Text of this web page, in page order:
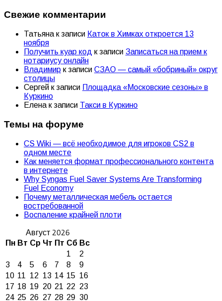
Свежие комментарии
Татьяна к записи Каток в Химках откроется 13
ноября
Получить куар код к записи Записаться на прием к
нотариусу онлайн
Владимир к записи СЗАО — самый «бобриный» округ
столицы
Сергей к записи Площадка «Московские сезоны» в
Куркино
Елена к записи Такси в Куркино
Темы на форуме
CS Wiki — всё необходимое для игроков CS2 в
одном месте
Как меняется формат профессионального контента
в интернете
Why Syngas Fuel Saver Systems Are Transforming
Fuel Economy
Почему металлическая мебель остается
востребованной
Воспаление крайней плоти
Август 2026
Пн Вт Ср Чт Пт Сб Вс
1
2
3
4 5 6 7 8
9
10 11 12 13 14 15 16
17 18 19 20 21 22 23
24 25 26 27 28 29 30